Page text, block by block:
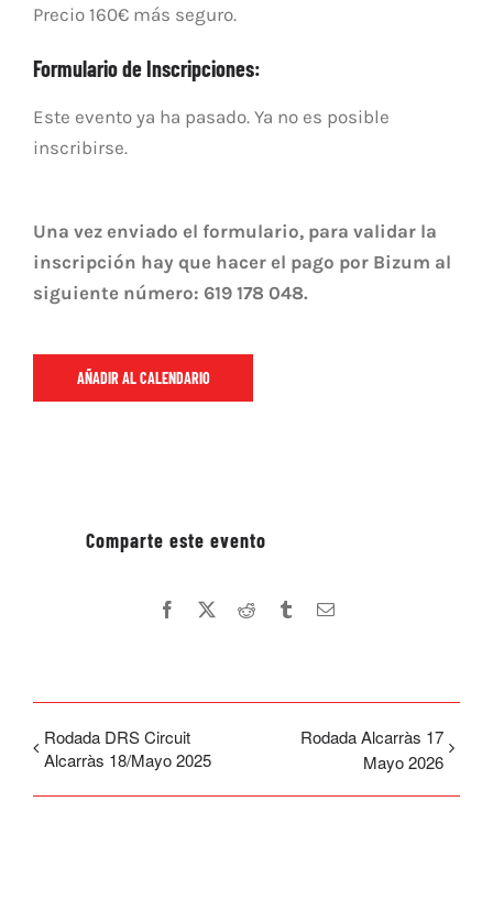
Precio 160€ más seguro.
Formulario de Inscripciones:
Este evento ya ha pasado. Ya no es posible
inscribirse.
Una vez enviado el formulario, para validar la
inscripción hay que hacer el pago por Bizum al
siguiente número: 619 178 048.
AÑADIR AL CALENDARIO
Facebook Reddit TumblrEmail
Rodada DRS Circuit
Alcarràs 18/Mayo 2025
Rodada Alcarràs 17
Mayo 2026